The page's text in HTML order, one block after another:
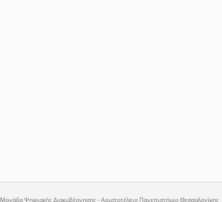
Μονάδα Ψηφιακής Διακυβέρνησης - Αριστοτέλειο Πανεπιστήμιο Θεσσαλονίκης